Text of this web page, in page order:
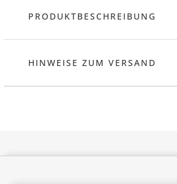
PRODUKTBESCHREIBUNG
HINWEISE ZUM VERSAND